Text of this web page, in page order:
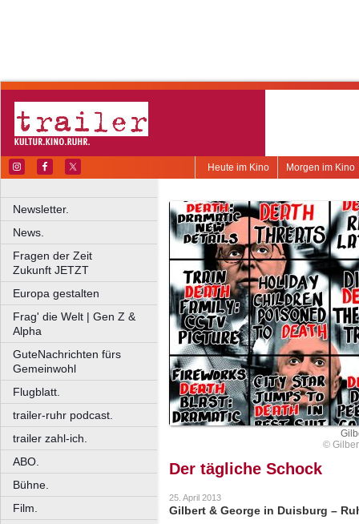
Morgen im Kino
Heute im Kino
Newsletter.
News.
Fragen der Zeit
Zukunft JETZT
Europa gestalten
Frag' die Welt | Gen Z &
Alpha
GuteNachrichten fürs
Gemeinwohl
Flugblatt.
trailer-ruhr podcast.
trailer zahl-ich.
ABO.
Bühne.
Film.
©
Der tägliche Schock
25. April 2013
Gilbert & George in Duisburg –